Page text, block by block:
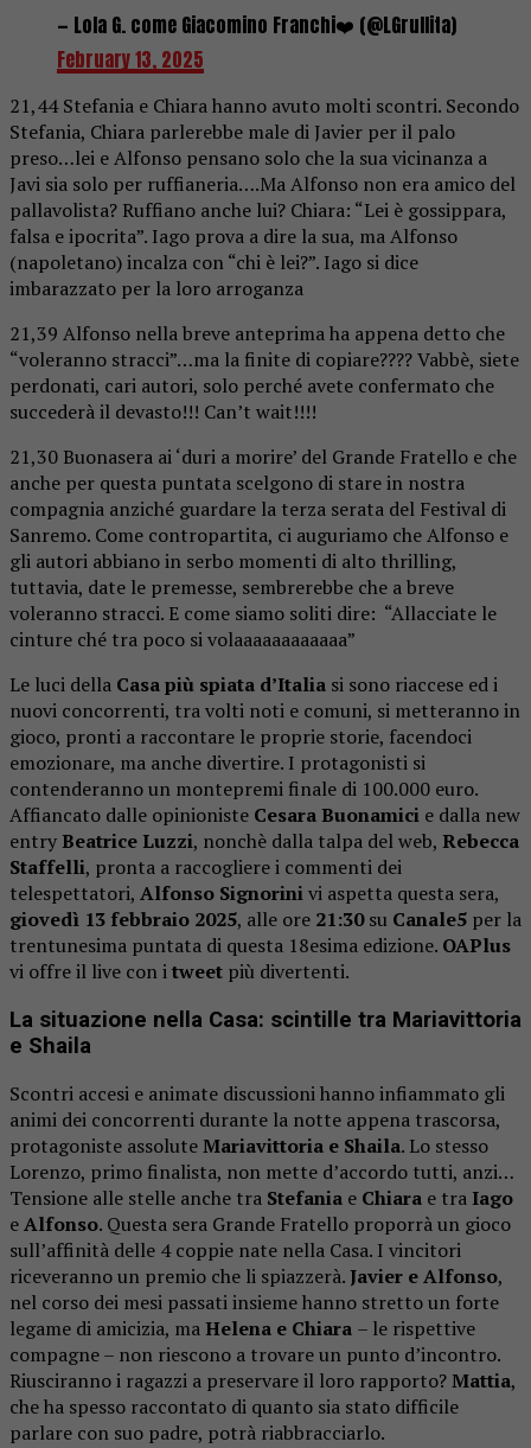
— Lola G. come Giacomino Franchi❤️ (@LGrullita)
February 13, 2025
21,44 Stefania e Chiara hanno avuto molti scontri. Secondo
Stefania, Chiara parlerebbe male di Javier per il palo
preso…lei e Alfonso pensano solo che la sua vicinanza a
Javi sia solo per ruffianeria….Ma Alfonso non era amico del
pallavolista? Ruffiano anche lui? Chiara: “Lei è gossippara,
falsa e ipocrita”. Iago prova a dire la sua, ma Alfonso
(napoletano) incalza con “chi è lei?”. Iago si dice
imbarazzato per la loro arroganza
21,39 Alfonso nella breve anteprima ha appena detto che
“voleranno stracci”…ma la finite di copiare???? Vabbè, siete
perdonati, cari autori, solo perché avete confermato che
succederà il devasto!!! Can’t wait!!!!
21,30 Buonasera ai ‘duri a morire’ del Grande Fratello e che
anche per questa puntata scelgono di stare in nostra
compagnia anziché guardare la terza serata del Festival di
Sanremo. Come contropartita, ci auguriamo che Alfonso e
gli autori abbiano in serbo momenti di alto thrilling,
tuttavia, date le premesse, sembrerebbe che a breve
voleranno stracci. E come siamo soliti dire: “Allacciate le
cinture ché tra poco si volaaaaaaaaaaaa”
Le luci della Casa più spiata d’Italia si sono riaccese ed i
nuovi concorrenti, tra volti noti e comuni, si metteranno in
gioco, pronti a raccontare le proprie storie, facendoci
emozionare, ma anche divertire. I protagonisti si
contenderanno un montepremi finale di 100.000 euro.
Affiancato dalle opinioniste Cesara Buonamici e dalla new
entry Beatrice Luzzi, nonchè dalla talpa del web, Rebecca
Staffelli, pronta a raccogliere i commenti dei
telespettatori, Alfonso Signorinivi aspetta questa sera,
giovedì 13 febbraio 2025, alle ore 21:30su Canale5 per la
trentunesima puntata di questa 18esima edizione. OAPlus
vi offre il live con itweet più divertenti.
La situazione nella Casa: scintille tra Mariavittoria
e Shaila
Scontri accesi e animate discussioni hanno infiammato gli
animi dei concorrenti durante la notte appena trascorsa,
protagoniste assoluteMariavittoria e Shaila. Lo stesso
Lorenzo, primo finalista, non mette d’accordo tutti, anzi…
Tensione alle stelle anche tra Stefania e Chiara e tra Iago
eAlfonso. Questa sera Grande Fratello proporrà un gioco
sull’affinità delle 4 coppie nate nella Casa. I vincitori
riceveranno un premio che li spiazzerà. Javier eAlfonso,
nel corso dei mesi passati insieme hanno stretto un forte
legame di amicizia, ma Helena e Chiara – le rispettive
compagne – non riescono a trovare un punto d’incontro.
Riusciranno i ragazzi a preservare il loro rapporto?Mattia,
che ha spesso raccontato di quanto sia stato difficile
parlare con suo padre, potrà riabbracciarlo.